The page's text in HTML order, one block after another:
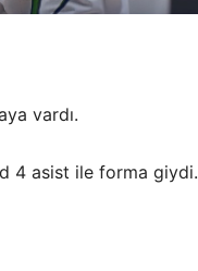
vardı.
4 asist ile forma giydi.